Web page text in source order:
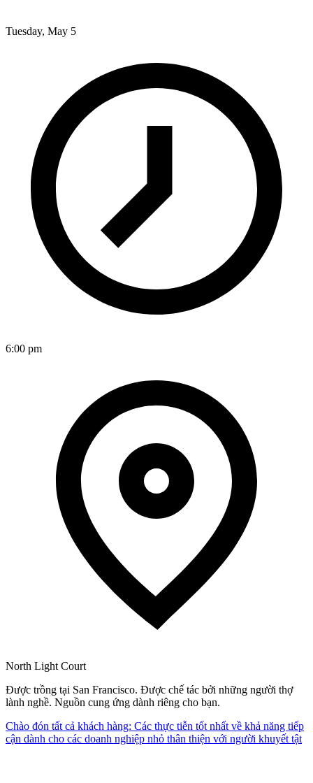
Tuesday, May 5
6:00 pm
North Light Court
Được trồng tại San Francisco. Được chế tác bởi những người thợ
lành nghề. Nguồn cung ứng dành riêng cho bạn.
Chào đón tất cả khách hàng: Các thực tiễn tốt nhất về khả năng tiếp
cận dành cho các doanh nghiệp nhỏ thân thiện với người khuyết tật